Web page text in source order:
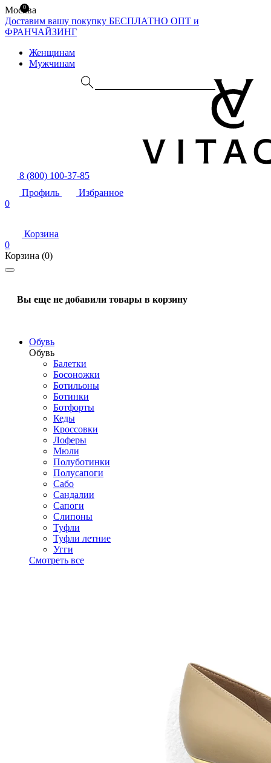
Москва
Доставим вашу покупку БЕСПЛАТНО ОПТ и
ФРАНЧАЙЗИНГ
Женщинам
Мужчинам
8 (800) 100-37-85
Профиль
Избранное
0
Корзина
0
Корзина (0)
Вы еще не добавили товары в корзину
Обувь
Обувь
Балетки
Босоножки
Ботильоны
Ботинки
Ботфорты
Кеды
Кроссовки
Лоферы
Мюли
Полуботинки
Полусапоги
Сабо
Сандалии
Сапоги
Слипоны
Туфли
Туфли летние
Угги
Смотреть все
0